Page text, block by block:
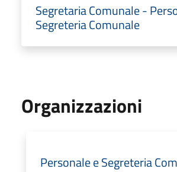
Segretaria Comunale -
Segreteria Comunale
Organizzazioni
Personale e Segreteria